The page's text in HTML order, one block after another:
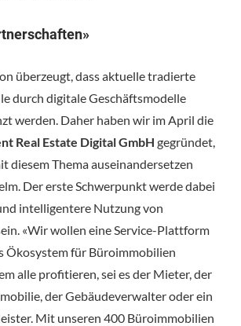
überzeugt, dass aktuelle tradierte
durch digitale Geschäftsmodelle
werden. Daher haben wir im April die
Real Estate Digital GmbH gegründet,
diesem Thema auseinandersetzen
Der erste Schwerpunkt werde dabei
intelligentere Nutzung von
«Wir wollen eine Service-Plattform
Ökosystem für Büroimmobilien
alle profitieren, sei es der Mieter, der
der Gebäudeverwalter oder ein
Mit unseren 400 Büroimmobilien